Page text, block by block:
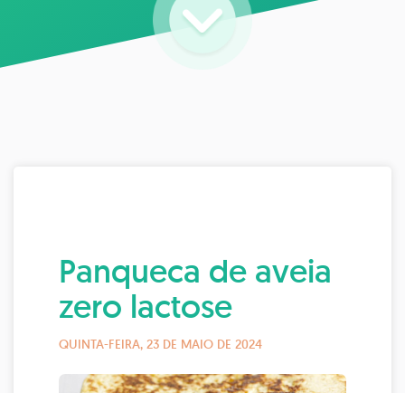
Panqueca de aveia
zero lactose
QUINTA-FEIRA, 23 DE MAIO DE 2024